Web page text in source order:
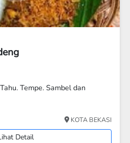
Lalapan
KOTA TANGERANG SELATAN
Lihat Detail